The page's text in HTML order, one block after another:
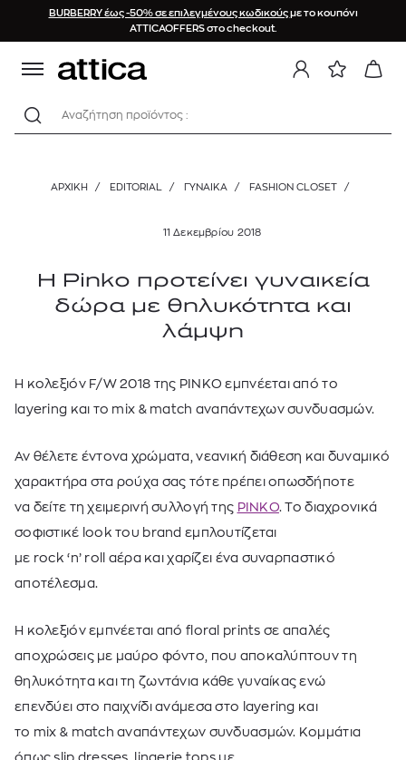
BURBERRY έως -50% σε επιλεγμένους κωδικούςμε το κουπόνι
ATTICAOFFERS στο checkout.
Αναζήτηση προϊόντος :
ΑΡΧΙΚΉ / EDITORIAL / ΓΥΝΑΙΚΑ / FASHION CLOSET /
11 Δεκεμβρίου 2018
Η Pinko προτείνει γυναικεία
δώρα με θηλυκότητα και
λάμψη
Η κολεξιόν F/W 2018 της PINKO εμπνέεται από το
layering και το mix & match αναπάντεχων συνδυασμών.
Αν θέλετε έντονα χρώματα, νεανική διάθεση και δυναμικό
χαρακτήρα στα ρούχα σας τότε πρέπει οπωσδήποτε
να δείτε τη χειμερινή συλλογή της PINKO. Το διαχρονικά
σοφιστικέ look του brand εμπλουτίζεται
με rock ‘n’ roll
αέρα και χαρίζει ένα συναρπαστικό
αποτέλεσμα.
Η κολεξιόνεμπνέεται απόfloral prints σε απαλές
αποχρώσεις με μαύρο φόντο, που αποκαλύπτουν τη
θηλυκότητα και τη ζωντάνια κάθε γυναίκας ενώ
επενδύει στο παιχνίδι ανάμεσα στο layering και
το mix & match αναπάντεχων συνδυασμών. Κομμάτια
όπως slip dresses, lingerie tops με